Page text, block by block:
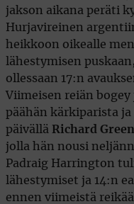
jakson aikana peräti
Hurjavireinen
heikkoon oikealle
lähestymisen
ollessaan 17:n
Viimeisen reiän
päähän kärkiparista
päivällä Richard Green
jolla hän nousi
Padraig Harrington
lähestymiset ja 14:n
ennen viimeistä